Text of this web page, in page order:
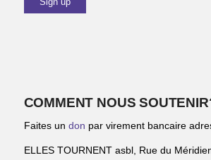
COMMENT NOUS
Faites un don par virement bancaire
ELLES TOURNENT asbl, Rue du